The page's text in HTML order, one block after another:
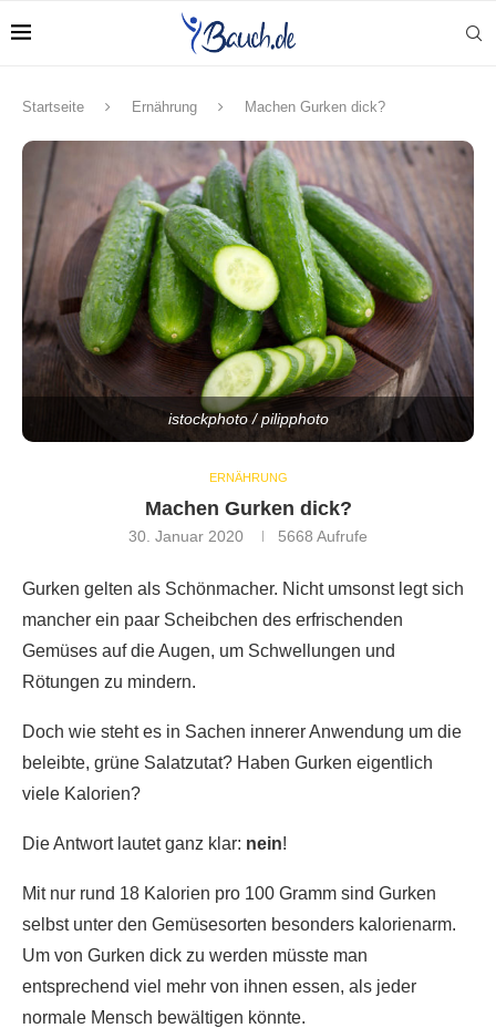
Startseite Ernährung Machen Gurken dick?
istockphoto / pilipphoto
ERNÄHRUNG
Machen Gurken dick?
30. Januar 2020 5668 Aufrufe
Gurken gelten als Schönmacher. Nicht umsonst legt sich
mancher ein paar Scheibchen des erfrischenden
Gemüses auf die Augen, um Schwellungen und
Rötungen zu mindern.
Doch wie steht es in Sachen innerer Anwendung um die
beleibte, grüne Salatzutat? Haben Gurken eigentlich
viele Kalorien?
Die Antwort lautet ganz klar: nein!
Mit nur rund 18 Kalorien pro 100 Gramm sind Gurken
selbst unter den Gemüsesorten besonders kalorienarm.
Um von Gurken dick zu werden müsste man
entsprechend viel mehr von ihnen essen, als jeder
normale Mensch bewältigen könnte.